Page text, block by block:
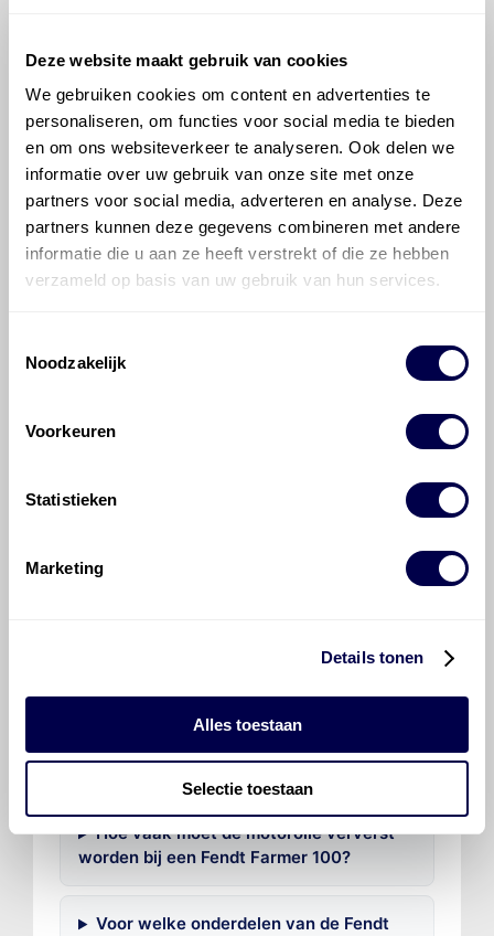
Deze website maakt gebruik van cookies
We gebruiken cookies om content en advertenties te
personaliseren, om functies voor social media te bieden
en om ons websiteverkeer te analyseren. Ook delen we
informatie over uw gebruik van onze site met onze
partners voor social media, adverteren en analyse. Deze
partners kunnen deze gegevens combineren met andere
informatie die u aan ze heeft verstrekt of die ze hebben
verzameld op basis van uw gebruik van hun services.
Noodzakelijk
Voorkeuren
Statistieken
Marketing
Details tonen
Alles toestaan
Selectie toestaan
Bel met onze Techdesk
Ververs elke 1000 uur/ 12 maanden
Vloeistofkoppeling
Inhoud 5,6 liter
de Fendt Farmer 100
voor de Fendt Farmer 100 Farmer 105 S,
Farmer 100?
Hoe vaak moet de motorolie ververst
worden bij een Fendt Farmer 100?
Voor welke onderdelen van de Fendt